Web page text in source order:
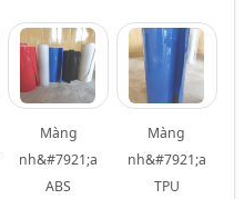
Màng
nh&#7921;a
ABS
Màng
nh&#7921;a
TPU